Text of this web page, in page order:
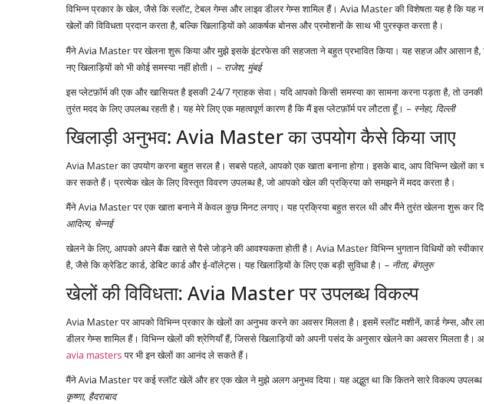
विभिन्न प्रकार के खेल, जैसे कि स्लॉट, टेबल गेम्स और लाइव डीलर गेम्स शामिल हैं। Avia Master की विशेषता यह है कि यह
खेलों की विविधता प्रदान करता है, बल्कि खिलाड़ियों को आकर्षक बोनस और प्रमोशनों के साथ भी पुरस्कृत करता है।
मैंने Avia Master पर खेलना शुरू किया और मुझे इसके इंटरफेस की सहजता ने बहुत प्रभावित किया। यह सहज और आसान
नए खिलाड़ियों को भी कोई समस्या नहीं होती। – राजेश, मुंबई
इस प्लेटफ़ॉर्म की एक और खासियत है इसकी 24/7 ग्राहक सेवा। यदि आपको किसी समस्या का सामना करना पड़ता है, तो उनकी
तुरंत मदद के लिए उपलब्ध रहती है। यह मेरे लिए एक महत्वपूर्ण कारण है कि मैं इस प्लेटफ़ॉर्म पर लौटता हूँ। – स्नेहा, दिल्ली
खिलाड़ी अनुभव: Avia Master का उपयोग कैसे किया जाए
Avia Master का उपयोग करना बहुत सरल है। सबसे पहले, आपको एक खाता बनाना होगा। इसके बाद, आप विभिन्न खेलों का
कर सकते हैं। प्रत्येक खेल के लिए विस्तृत विवरण उपलब्ध है, जो आपको खेल की प्रक्रिया को समझने में मदद करता है।
मैंने Avia Master पर एक खाता बनाने में केवल कुछ मिनट लगाए। यह प्रक्रिया बहुत सरल थी और मैंने तुरंत खेलना शुरू कर
आदित्य, चेन्नई
खेलने के लिए, आपको अपने बैंक खाते से पैसे जोड़ने की आवश्यकता होती है। Avia Master विभिन्न भुगतान विधियों को
है, जैसे कि क्रेडिट कार्ड, डेबिट कार्ड और ई-वॉलेट्स। यह खिलाड़ियों के लिए एक बड़ी सुविधा है। – नीता, बेंगलुरु
खेलों की विविधता: Avia Master पर उपलब्ध विकल्प
Avia Master पर आपको विभिन्न प्रकार के खेलों का अनुभव करने का अवसर मिलता है। इसमें स्लॉट मशीनें, कार्ड गेम्स, और
डीलर गेम्स शामिल हैं। विभिन्न खेलों की श्रेणियाँ हैं, जिससे खिलाड़ियों को अपनी पसंद के अनुसार खेलने का अवसर मिलता है।
avia mastersपर भी इन खेलों का आनंद ले सकते हैं।
मैंने Avia Master पर कई स्लॉट खेलें और हर एक खेल ने मुझे अलग अनुभव दिया। यह अद्भुत था कि कितने सारे विकल्प
कृष्णा, हैदराबाद